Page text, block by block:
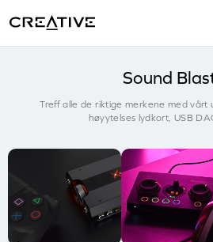
Sound
Treff alle de riktige merkene med vårt
høyytelses lydkort, USB